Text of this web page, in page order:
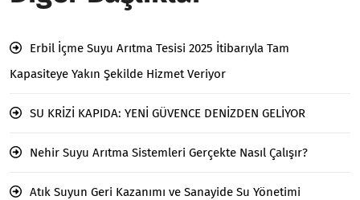
Erbil İçme Suyu Arıtma Tesisi 2025 İtibarıyla Tam
Kapasiteye Yakın Şekilde Hizmet Veriyor
SU KRİZİ KAPIDA: YENİ GÜVENCE DENİZDEN GELİYOR
Nehir Suyu Arıtma Sistemleri Gerçekte Nasıl Çalışır?
Atık Suyun Geri Kazanımı ve Sanayide Su Yönetimi